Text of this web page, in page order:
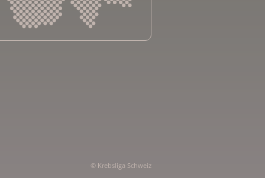
neuchâteloise contre le cancer
© Krebsliga Schweiz